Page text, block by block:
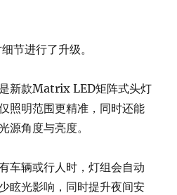
节进行了升级。
新款Matrix LED矩阵式头灯
照明范围更精准，同时还能
源角度与亮度。
车辆或行人时，灯组会自动
眩光影响，同时提升夜间安